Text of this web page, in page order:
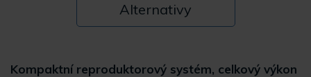
Alternativy
Kompaktní reproduktorový systém, celkový výkon